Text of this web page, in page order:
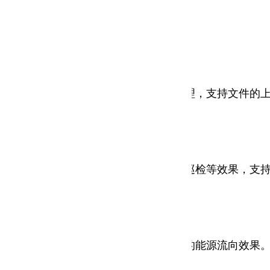
询相关文档。对仪表台账进行系统管理，支持文件的
层预览、转场展示、风格切换、智能巡检等效果，支
时状态及能源消耗情况，可实现动态的能源流向效果